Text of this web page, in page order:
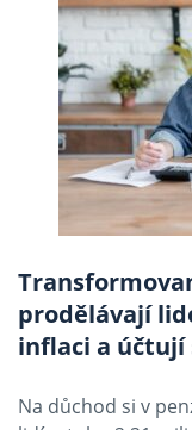
prodělávají
inflaci a
Na důchod si v